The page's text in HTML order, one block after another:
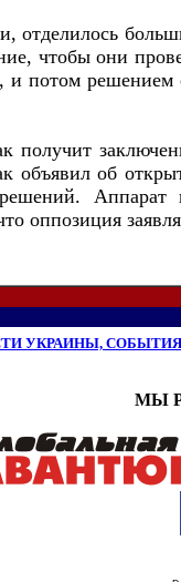
отделилось
чтобы они
и потом
получит
объявил об
Аппарат
оппозиция
УКРАИНЫ,
МЫ